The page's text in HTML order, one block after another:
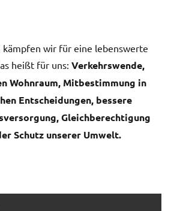
kämpfen wir für eine lebenswerte
heißt für uns: Verkehrswende,
Wohnraum, Mitbestimmung in
Entscheidungen, bessere
Gleichberechtigung
Schutz unserer Umwelt.